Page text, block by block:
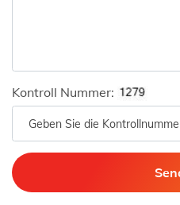
Kontroll Nummer: